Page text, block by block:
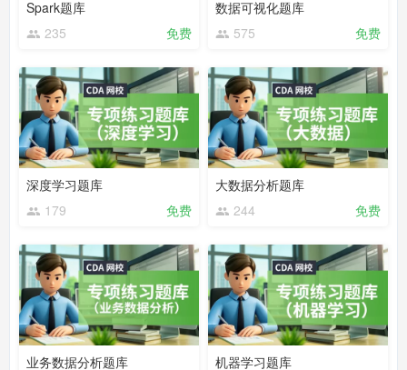
Spark题库
235
免费
数据可视化题库
575
免费
深度学习题库
179
免费
大数据分析题库
244
免费
业务数据分析题库
机器学习题库